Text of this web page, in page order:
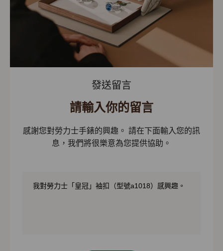
發送留言
請輸入你的留言
感謝您對勞力士手錶的興趣。 請在下面輸入您的訊
息，我們將很樂意為您提供協助。